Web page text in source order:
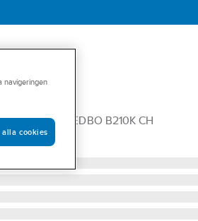
B
B210K SMEDBO B210K CH
navigeringen
alla cookies